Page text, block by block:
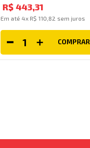
R$ 443,31
Em até 4x R$ 110 82 sem juros
COMPRAR